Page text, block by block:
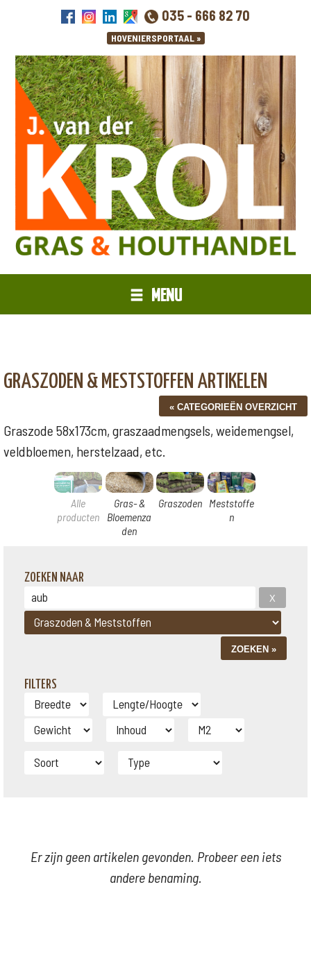
035 - 666 82 70
MENU
GRASZODEN & MESTSTOFFEN ARTIKELEN
Graszode 58x173cm, graszaadmengsels, weidemengsel,
veldbloemen, herstelzaad, etc.
Alle
producten
Gras- &
Bloemenza
den
Graszoden Meststoffe
n
ZOEKEN NAAR
FILTERS
Er zijn geen artikelen gevonden. Probeer een iets
andere benaming.